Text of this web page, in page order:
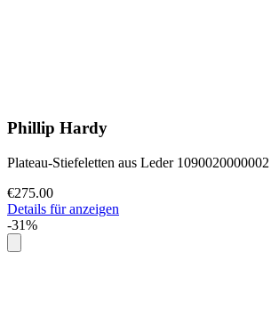
Phillip Hardy
Plateau-Stiefeletten aus Leder
€275.00
Details für anzeigen
-31%